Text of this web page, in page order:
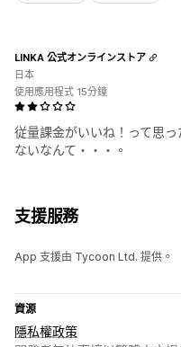
従量課金がいいね！って思
ないなんて・・・。
LINKA 公式オンラインストア
日本
使用應用程式 15分鐘
支援服務
App 支援由 Tycoon Ltd. 提供。
資源
隱私權政策